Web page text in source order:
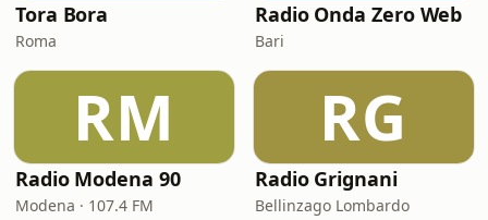
Tora Bora
Roma
Radio Onda Zero Web
Bari
RM
Radio Modena 90
Modena · 107.4 FM
RG
Radio Grignani
Bellinzago Lombardo